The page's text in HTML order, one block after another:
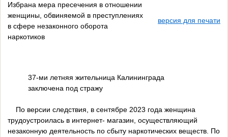
Избрана мера пресечения в отношении
женщины, обвиняемой в преступлениях
в сфере незаконного оборота
наркотиков
версия для печати
37-ми летняя жительница Калининграда
заключена под стражу
По версии следствия, в сентябре 2023 года женщина
трудоустроилась в интернет- магазин, осуществляющий
незаконную деятельность по сбыту наркотических веществ. По